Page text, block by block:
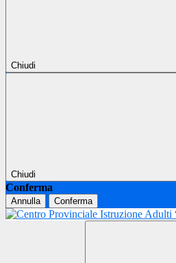
Chiudi
Chiudi
Conferma
Annulla Conferma